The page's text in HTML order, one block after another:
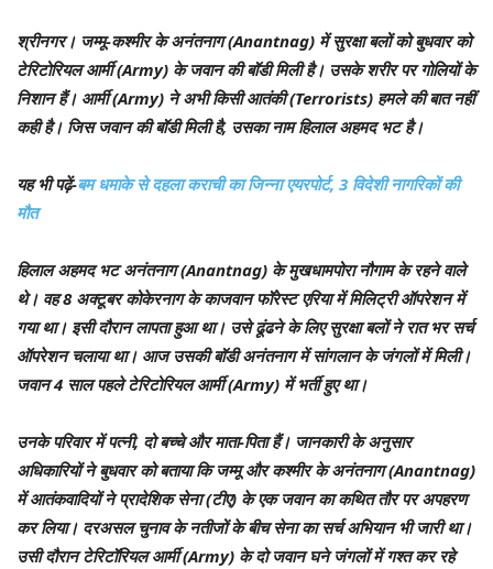
श्रीनगर। जम्मू-कश्मीर के अनंतनाग (Anantnag) में सुरक्षा बलों को बुधवार को
टेरिटोरियल आर्मी (Army) के जवान की बॉडी मिली है। उसके शरीर पर गोलियों के
निशान हैं। आर्मी (Army) ने अभी किसी आतंकी (Terrorists) हमले की बात नहीं
कही है। जिस जवान की बॉडी मिली है, उसका नाम हिलाल अहमद भट है।
यह भी पढ़ें-बम धमाके से दहला कराची का जिन्ना एयरपोर्ट, 3 विदेशी नागरिकों की
मौत
हिलाल अहमद भट अनंतनाग (Anantnag) के मुखधामपोरा नौगाम के रहने वाले
थे। वह 8 अक्टूबर कोकेरनाग के काजवान फॉरेस्ट एरिया में मिलिट्री ऑपरेशन में
गया था। इसी दौरान लापता हुआ था। उसे ढूंढने के लिए सुरक्षा बलों ने रात भर सर्च
ऑपरेशन चलाया था। आज उसकी बॉडी अनंतनाग में सांगलान के जंगलों में मिली।
जवान 4 साल पहले टेरिटोरियल आर्मी (Army) में भर्ती हुए था।
उनके परिवार में पत्नी, दो बच्चे और माता-पिता हैं। जानकारी के अनुसार
अधिकारियों ने बुधवार को बताया कि जम्मू और कश्मीर के अनंतनाग (Anantnag)
में आतंकवादियों ने प्रादेशिक सेना (टीए) के एक जवान का कथित तौर पर अपहरण
कर लिया। दरअसल चुनाव के नतीजों के बीच सेना का सर्च अभियान भी जारी था।
उसी दौरान टेरिटॉरियल आर्मी (Army) के दो जवान घने जंगलों में गश्त कर रहे